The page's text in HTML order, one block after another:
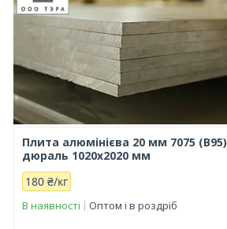
Плита алюмінієва 20 мм 7075 (В95)
дюраль 1020х2020 мм
180 ₴/кг
В наявності Оптом і в роздріб